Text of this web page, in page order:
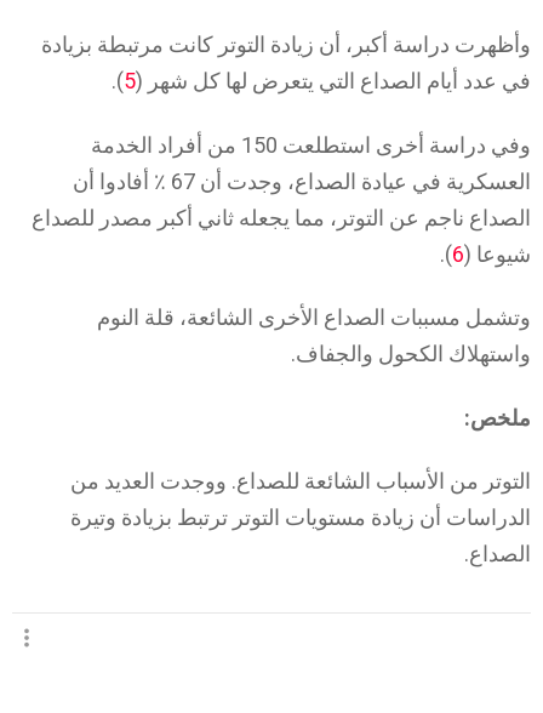
وأظهرت دراسة أكبر، أن زيادة التوتر كانت مرتبطة بزيادة
في عدد أيام الصداع التي يتعرض لها كل شهر (5
).
وفي دراسة أخرى استطلعت 150 من أفراد الخدمة
العسكرية في عيادة الصداع، وجدت أن 67 ٪ أفادوا أن
الصداع ناجم عن التوتر، مما يجعله ثاني أكبر مصدر للصداع
شيوعا (6
).
وتشمل مسببات الصداع الأخرى الشائعة، قلة النوم
واستهلاك الكحول والجفاف.
ملخص:
التوتر من الأسباب الشائعة للصداع. ووجدت العديد من
الدراسات أن زيادة مستويات التوتر ترتبط بزيادة وتيرة
الصداع.